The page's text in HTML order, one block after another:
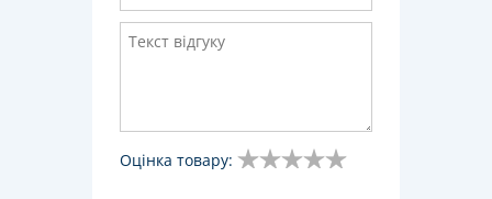
Оцінка товару: